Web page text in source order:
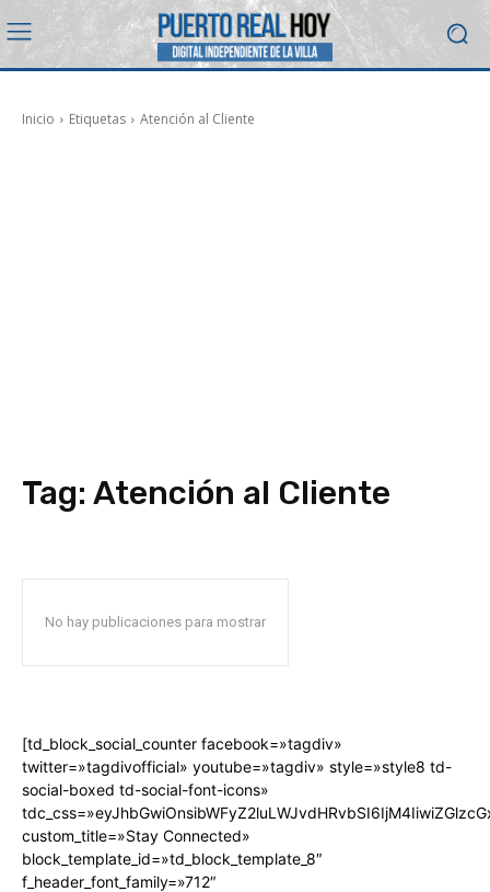
Inicio Etiquetas Atención al Cliente
Tag: Atención al Cliente
No hay publicaciones para mostrar
[td_block_social_counter facebook=»tagdiv»
twitter=»tagdivofficial» youtube=»tagdiv» style=»style8 td-
social-boxed td-social-font-icons»
custom_title=»Stay Connected»
block_template_id=»td_block_template_8″
f_header_font_family=»712″